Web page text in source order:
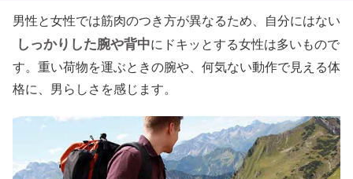
男性と女性では筋肉のつき方が異なるため、自分にはない
しっかりした腕や背中にドキッとする女性は多いもので
す。重い荷物を運ぶときの腕や、何気ない動作で見える体
格に、男らしさを感じます。